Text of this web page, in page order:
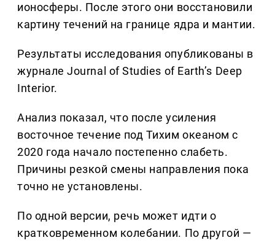
ионосферы. После этого они восстановили
картину течений на границе ядра и мантии.
Результаты исследования опубликованы в
журнале Journal of Studies of Earth’s Deep
Interior.
Анализ показал, что после усиления
восточное течение под Тихим океаном с
2020 года начало постепенно слабеть.
Причины резкой смены направления пока
точно не установлены.
По одной версии, речь может идти о
кратковременном колебании. По другой —